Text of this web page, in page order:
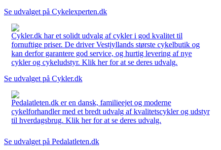
Se udvalget på Cykelexperten.dk
Cykler.dk har et solidt udvalg af cykler i god kvalitet til
fornuftige priser. De driver Vestjyllands største cykelbutik og
kan derfor garantere god service, og hurtig levering af nye
cykler og cykeludstyr. Klik her for at se deres udvalg.
Se udvalget på Cykler.dk
Pedalatleten.dk er en dansk, familieejet og moderne
cykelforhandler med et bredt udvalg af kvalitetscykler og udstyr
til hverdagsbrug. Klik her for at se deres udvalg.
Se udvalget på Pedalatleten.dk